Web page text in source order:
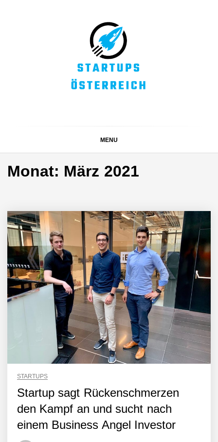
MENU
Monat: März 2021
STARTUPS
Startup sagt Rückenschmerzen
den Kampf an und sucht nach
einem Business Angel Investor